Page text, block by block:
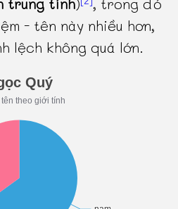
trung tính)
, trong đó
- tên này nhiều hơn,
lệch không quá lớn.